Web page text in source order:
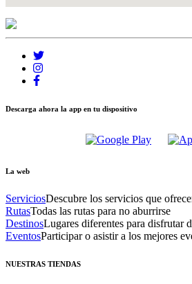
Descarga ahora la app en tu dispositivo
La web
ServiciosDescubre los servicios que
RutasTodas las rutas para no aburrirse
DestinosLugares diferentes para disfrutar
EventosParticipar o asistir a los mejores
NUESTRAS TIENDAS